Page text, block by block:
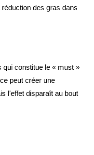
des gras dans
qui constitue le « must »
peut créer une
l’effet disparaît au bout